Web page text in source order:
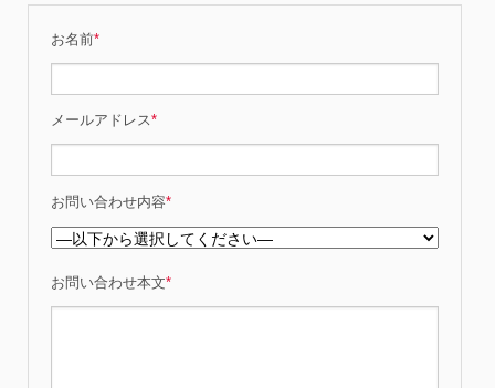
お名前*
メールアドレス*
お問い合わせ内容*
お問い合わせ本文*